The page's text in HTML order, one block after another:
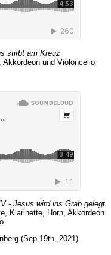
stirbt am Kreuz
und Violoncello
- Jesus wird ins Grab gelegt
Klarinette, Horn, Akkordeon
(Sep 19th, 2021)